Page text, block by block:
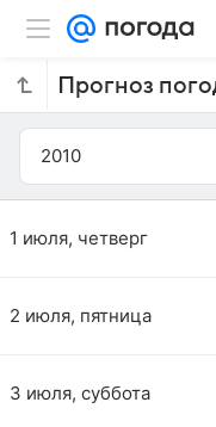
2010
1 июля, четверг
2 июля, пятница
3 июля, суббота